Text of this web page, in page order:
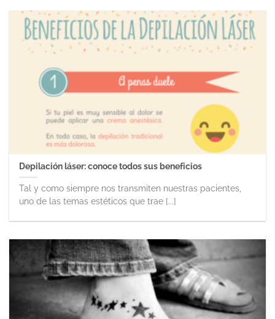
Depilación láser: conoce todos sus beneficios
Tal y como siempre nos transmiten nuestras pacientes,
uno de las temas estéticos que trae [...]